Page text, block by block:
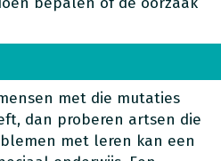
met die mutaties
dan proberen artsen die
met leren kan een